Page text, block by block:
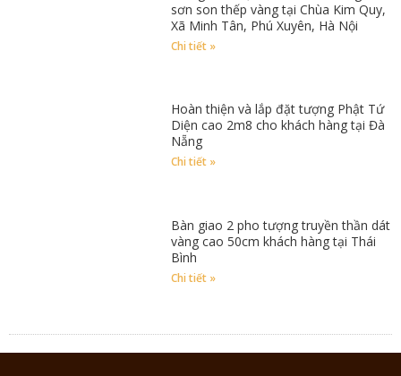
sơn son thếp vàng tại Chùa Kim Quy,
Xã Minh Tân, Phú Xuyên, Hà Nội
Chi tiết »
Hoàn thiện và lắp đặt tượng Phật Tứ
Diện cao 2m8 cho khách hàng tại Đà
Nẵng
Chi tiết »
Bàn giao 2 pho tượng truyền thần dát
vàng cao 50cm khách hàng tại Thái
Bình
Chi tiết »